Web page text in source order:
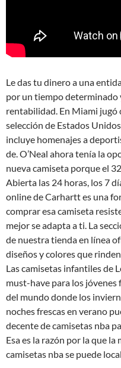
Le das tu dinero a una
por un tiempo determinado
rentabilidad. En Miami jugó
selección de Estados
incluye homenajes a
de. O’Neal ahora tenía la
nueva camiseta porque el
Abierta las 24 horas, los 7
online de Carhartt es una
comprar esa camiseta
mejor se adapta a ti. La
de nuestra tienda en línea
diseños y colores que
Las camisetas infantiles de
must-have para los jóvenes
del mundo donde los
noches frescas en verano
decente de camisetas nba
Esa es la razón por la que
camisetas nba se puede